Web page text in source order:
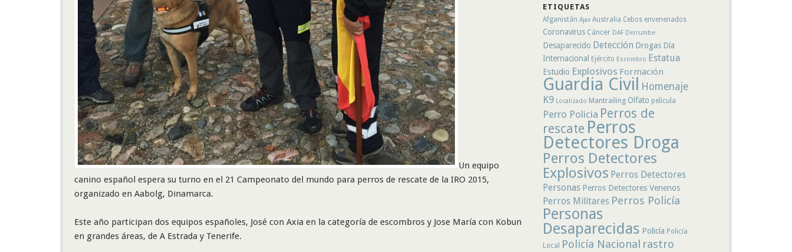
Un equipo
canino español espera su turno en el 21 Campeonato del mundo para perros de rescate de la IRO 2015,
organizado en Aabolg, Dinamarca.
Este año participan dos equipos españoles, José con Axia en la categoría de escombros y Jose María con Kobun
en grandes áreas, de A Estrada y Tenerife.
ETIQUETAS
Afganistán Ajax Australia Cebos envenenados
Coronavirus Cáncer DAF Derrumbe
Desaparecido Detección Drogas Día
Internacional
Ejército Escombro Estatua
Estudio Explosivos Formación
Guardia Civil
Homenaje
K9 Localizado Mantrailing Olfato película
Perro Policia Perros de
rescate Perros
Detectores Droga
Perros Detectores
Explosivos Perros Detectores
Personas Perros Detectores Venenos
Perros Militares Perros Policía
Personas
Desaparecidas Policía Policía
Local
Policía Nacional rastro